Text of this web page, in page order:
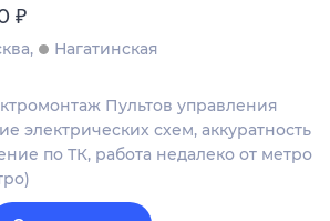
₽
Нагатинская
Пультов управления
электрических схем, аккуратность
по ТК, работа недалеко от метро